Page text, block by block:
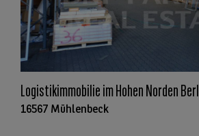
Logistikimmobilie im Hohen Norden
16567 Mühlenbeck